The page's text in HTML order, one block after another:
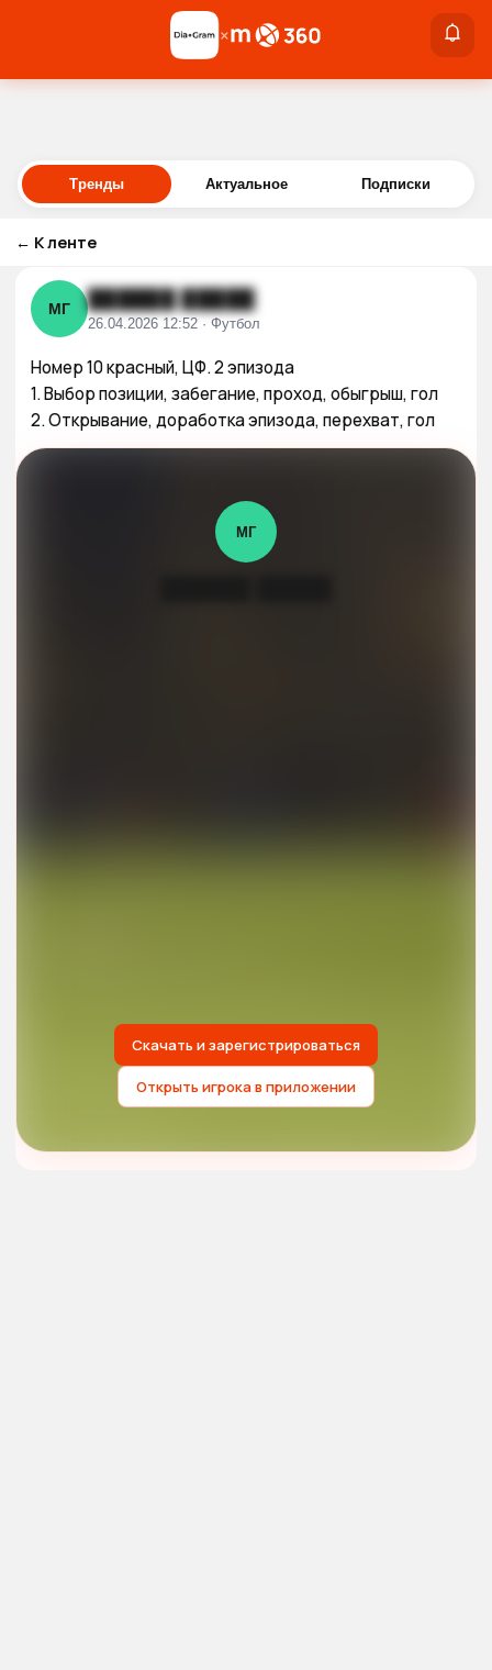
Войти
×
Тренды Актуальное Подписки
← К ленте
МГ ██████ █████
26.04.2026 12:52 · Футбол
Номер 10 красный, ЦФ. 2 эпизода
1. Выбор позиции, забегание, проход, обыгрыш, гол
2. Открывание, доработка эпизода, перехват, гол
МГ
Скачать и зарегистрироваться
Открыть игрока в приложении